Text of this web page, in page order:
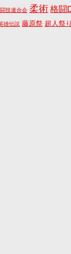
技連合会 柔術 格闘
雄伝説 藤原祭 超人祭り